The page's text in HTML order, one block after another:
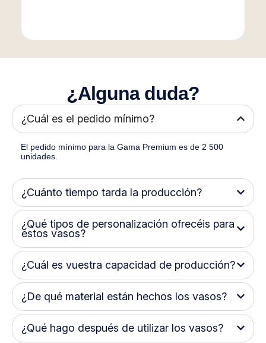
¿Alguna duda?
¿Cuál es el pedido mínimo?
El pedido mínimo para la Gama Premium es de 2 500
unidades
¿Cuánto tiempo tarda la producción?
¿Qué tipos de personalización ofrecéis para
estos vasos?
¿Cuál es vuestra capacidad de producción?
¿De qué material están hechos los vasos?
¿Qué hago después de utilizar los vasos?